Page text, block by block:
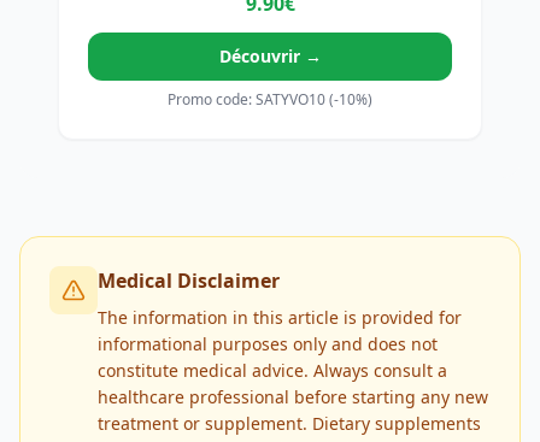
Découvrir →
Promo code: SATYVO10 (-10%)
Medical Disclaimer
The information in this article is provided for
informational purposes only and does not
constitute medical advice. Always consult a
healthcare professional before starting any new
treatment or supplement. Dietary supplements